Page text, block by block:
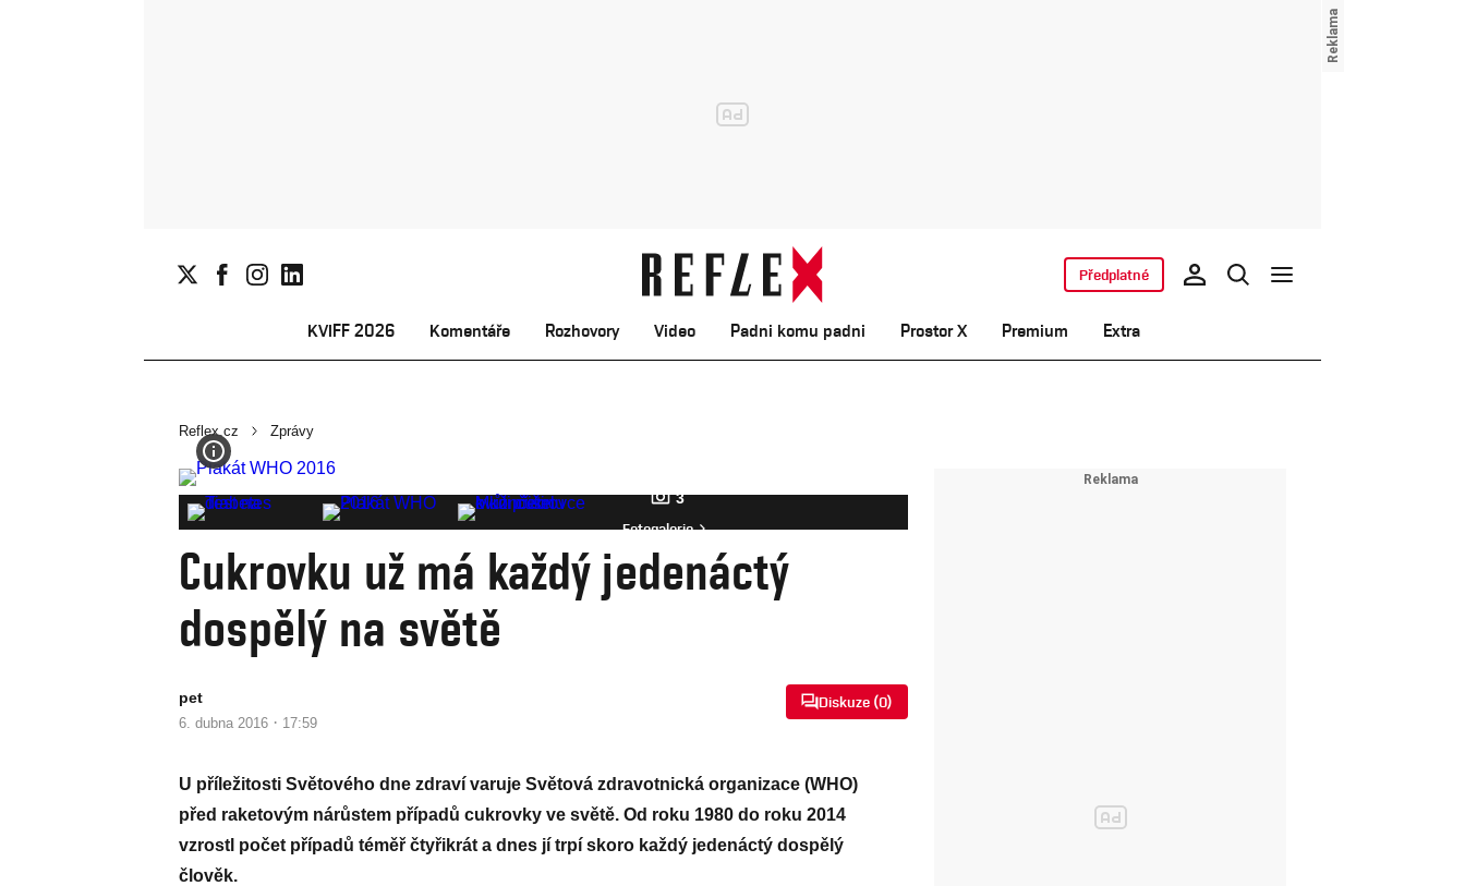
KVIFF 2026 Komentáře Rozhovory Video Padni komu padni Prostor X Premium Extra
Předplatné
Reflex.cz Zprávy
3
Fotogalerie
Cukrovku už má každý jedenáctý
dospělý na světě
pet
6. dubna 2016 · 17:59
Diskuze (0)
U příležitosti Světového dne zdraví varuje Světová zdravotnická organizace (WHO)
před raketovým nárůstem případů cukrovky ve světě. Od roku 1980 do roku 2014
vzrostl počet případů téměř čtyřikrát a dnes jí trpí skoro každý jedenáctý dospělý
člověk.